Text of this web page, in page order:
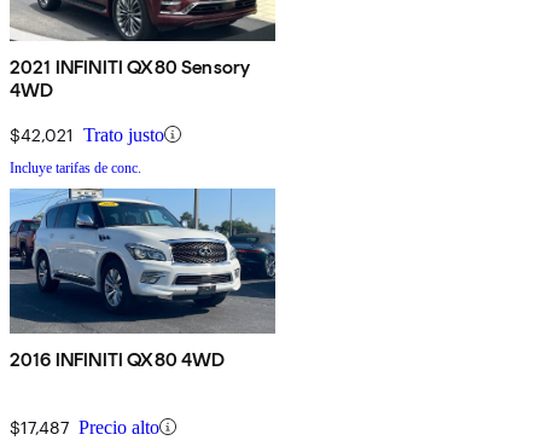
2021 INFINITI QX80 Sensory
4WD
$42,021 Trato justo
Incluye tarifas de conc.
2016 INFINITI QX80 4WD
$17,487 Precio alto